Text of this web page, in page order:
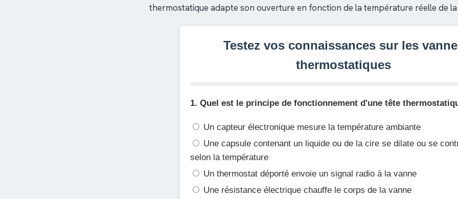
thermostatique adapte son ouverture en fonction de la température réelle de la
Testez vos connaissances sur les
thermostatiques
1. Quel est le principe de fonctionnement d'une tête
Un capteur électronique mesure la température ambiante
Une capsule contenant un liquide ou de la cire se dilate ou se
selon la température
Un thermostat déporté envoie un signal radio à la vanne
Une résistance électrique chauffe le corps de la vanne